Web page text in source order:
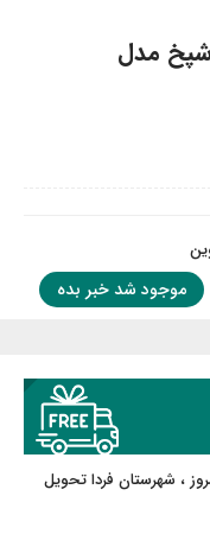
متر شپخ مدل
موجود شد خبر بده
، شهرستان فردا تحویل